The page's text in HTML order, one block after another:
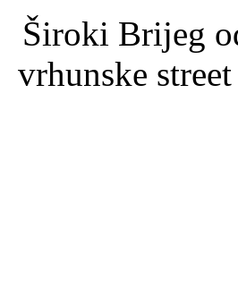
Široki Brijeg
vrhunske